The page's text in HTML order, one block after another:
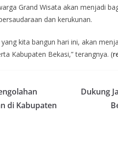
Grand Wisata akan menjadi
dan kerukunan.
kita bangun hari ini, akan
Kabupaten Bekasi,” terangnya. (
di Kabupaten
Dukung